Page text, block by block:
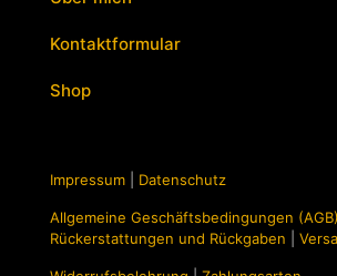
Kontaktformular
Shop
Impressum Datenschutz
Allgemeine Geschäftsbedingungen (AGB)
Rückerstattungen und Rückgaben